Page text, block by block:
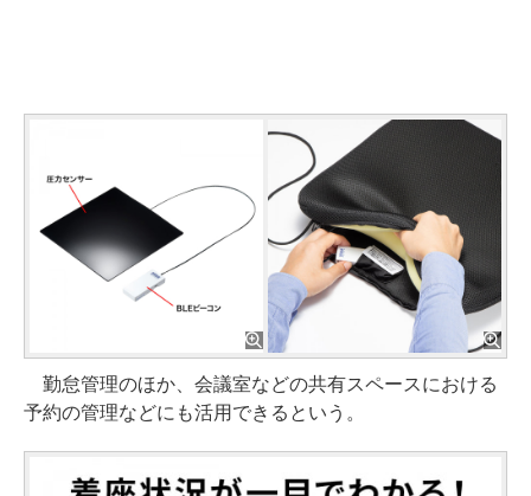
勤怠管理のほか、会議室などの共有スペースにおける
予約の管理などにも活用できるという。